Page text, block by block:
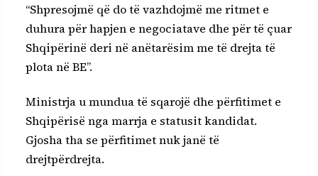
“Shpresojmë që do të vazhdojmë me ritmet e
duhura për hapjen e negociatave dhe për të çuar
Shqipërinë deri në anëtarësim me të drejta të
plota në BE”.
Ministrja u mundua të sqarojë dhe përfitimet e
Shqipërisë nga marrja e statusit kandidat.
Gjosha tha se përfitimet nuk janë të
drejtpërdrejta.